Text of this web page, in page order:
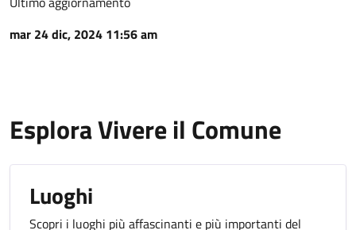
mar 24 dic, 2024 11:56 am
Esplora Vivere il Comune
Luoghi
Scopri i luoghi più affascinanti e più importanti del